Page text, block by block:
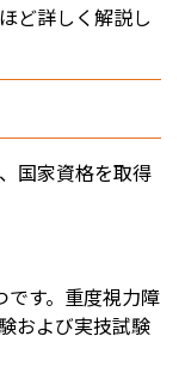
ど詳しく解説し
国家資格を取得
す。 重度視力障
および実技試験